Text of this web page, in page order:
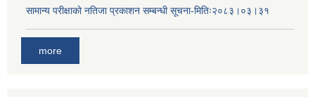
सामान्य परीक्षाको नतिजा प्रकाशन सम्बन्धी सूचना-मितिः२०८३।०३।३१
more